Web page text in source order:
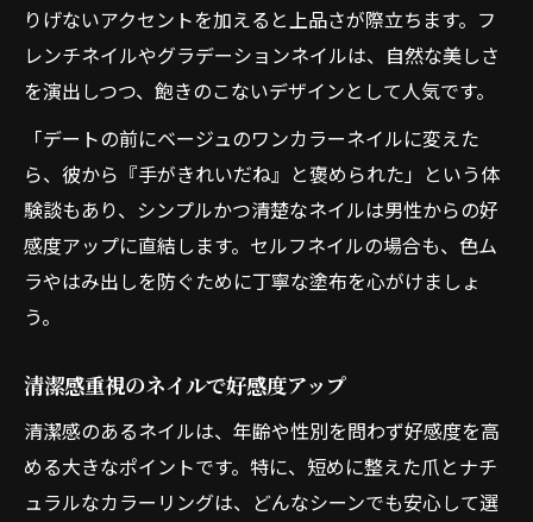
りげないアクセントを加えると上品さが際立ちます。フ
レンチネイルやグラデーションネイルは、自然な美しさ
を演出しつつ、飽きのこないデザインとして人気です。
「デートの前にベージュのワンカラーネイルに変えた
ら、彼から『手がきれいだね』と褒められた」という体
験談もあり、シンプルかつ清楚なネイルは男性からの好
感度アップに直結します。セルフネイルの場合も、色ム
ラやはみ出しを防ぐために丁寧な塗布を心がけましょ
う。
清潔感重視のネイルで好感度アップ
清潔感のあるネイルは、年齢や性別を問わず好感度を高
める大きなポイントです。特に、短めに整えた爪とナチ
ュラルなカラーリングは、どんなシーンでも安心して選